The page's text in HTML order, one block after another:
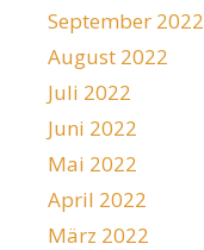
September 2022
August 2022
Juli 2022
Juni 2022
Mai 2022
April 2022
März 2022